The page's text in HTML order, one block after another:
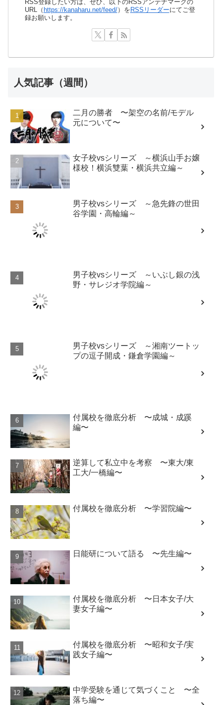
RSS登録したい方は、ぜひ、以下のRSSアンテナマークの
URL（ https://kanaharu.net/feed/）を RSSリーダーにてご登
録お願いします。
人気記事（週間）
二月の勝者 〜架空の名前/モデル
元について〜
女子校vsシリーズ ～横浜山手お嬢
様校！横浜雙葉・横浜共立編～
男子校vsシリーズ ～急先鋒の世田
谷学園・高輪編～
男子校vsシリーズ ～いぶし銀の浅
野・サレジオ学院編～
男子校vsシリーズ ～湘南ツートッ
プの逗子開成・鎌倉学園編～
付属校を徹底分析 〜成城・成蹊
編〜
逆算して私立中を考察 〜東大/東
工大/一橋編〜
付属校を徹底分析 〜学習院編〜
日能研について語る 〜先生編〜
付属校を徹底分析 〜日本女子/大
妻女子編〜
付属校を徹底分析 〜昭和女子/実
践女子編〜
中学受験を通じて気づくこと 〜全
落ち編〜